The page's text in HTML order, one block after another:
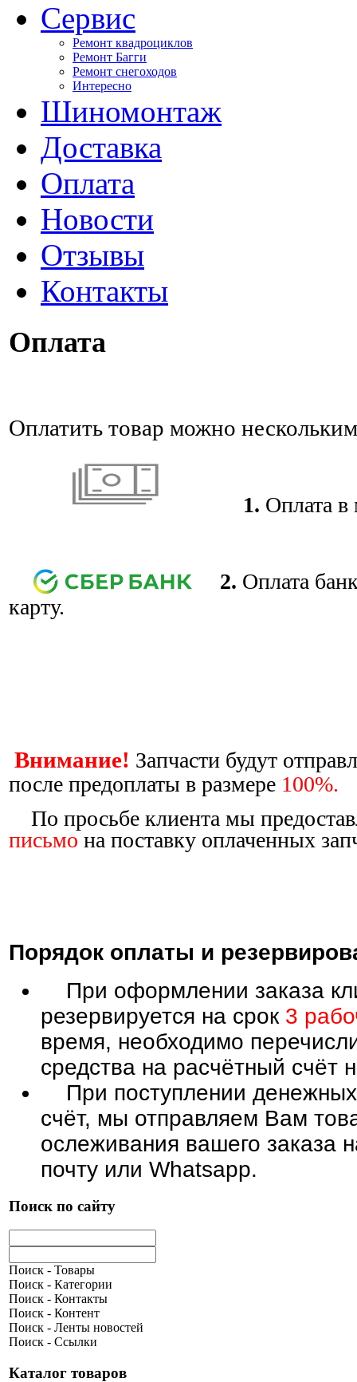
Сервис
Ремонт квадроциклов
Ремонт Багги
Ремонт снегоходов
Интересно
Шиномонтаж
Доставка
Оплата
Новости
Отзывы
Контакты
Оплата
Оплатить товар можно
1. Оплата в
2. Оплата
карту.
Внимание! Запчасти будут
после предоплаты в размере 100%.
По просьбе клиента мы
письмо на поставку оплаченных
Порядок оплаты и
При оформлении заказа
резервируется на срок 3
время, необходимо
средства на расчётный
При поступлении
счёт, мы отправляем Вам
ослеживания вашего заказа
почту или Whatsapp.
Поиск по сайту
Поиск - Товары
Поиск - Категории
Поиск - Контакты
Поиск - Контент
Поиск - Ленты новостей
Поиск - Ссылки
Каталог товаров